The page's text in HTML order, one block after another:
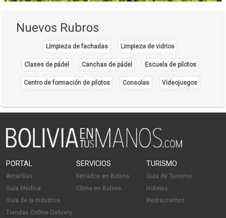
Nuevos Rubros
Limpieza de fachadas Limpieza de vidrios
Clases de pádel Canchas de pádel Escuela de pilotos
Centro de formación de pilotos Consolas Videojuegos
PORTAL
Amarillas
Guía Médica
Guía de la Industria
Tiendas Online Delivery
SERVICIOS
Feriados en Bolivia
Clima en Bolivia
TURISMO
Guía de Turismo
Hoteles
Restaurantes